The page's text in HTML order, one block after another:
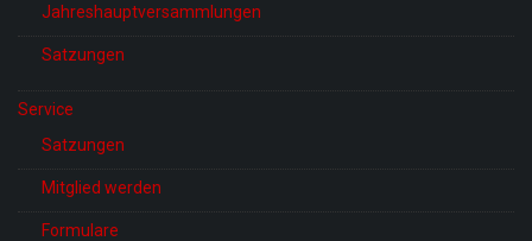
Jahreshauptversammlungen
Satzungen
Service
Satzungen
Mitglied werden
Formulare